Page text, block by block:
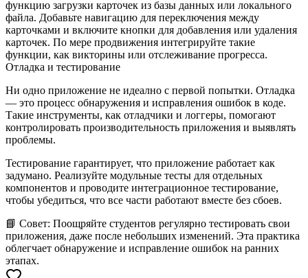
функцию загрузки карточек из базы данных или локального
файла. Добавьте навигацию для переключения между
карточками и включите кнопки для добавления или удаления
карточек. По мере продвижения интегрируйте такие
функции, как викторины или отслеживание прогресса.
Отладка и тестирование
Ни одно приложение не идеално с первой попытки. Отладка
— это процесс обнаружения и исправления ошибок в коде.
Такие инструменты, как отладчики и логгеры, помогают
контролировать производительность приложения и выявлять
проблемы.
Тестирование гарантирует, что приложение работает как
задумано. Реализуйте модульные тесты для отдельных
компонентов и проводите интеграционное тестирование,
чтобы убедиться, что все части работают вместе без сбоев.
📘 Совет: Поощряйте студентов регулярно тестировать свои
приложения, даже после небольших изменений. Эта практика
облегчает обнаружение и исправление ошибок на ранних
этапах.